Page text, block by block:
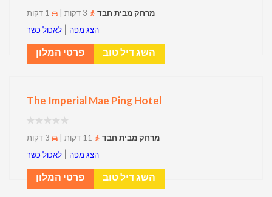
מרחק מבית חבד
הצג מפה | לאכול כשר
פרטי המלון השג דיל טוב
The Imperial Mae Ping Hotel
מרחק מבית חבד
הצג מפה | לאכול כשר
פרטי המלון השג דיל טוב